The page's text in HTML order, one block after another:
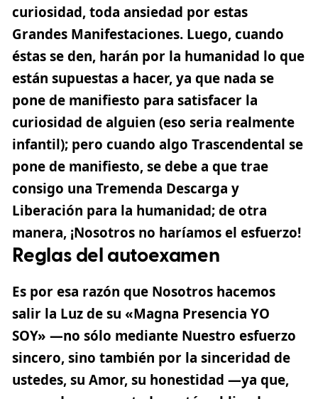
curiosidad, toda ansiedad por estas
Grandes Manifestaciones. Luego, cuando
éstas se den, harán por la humanidad lo que
están supuestas a hacer, ya que nada se
pone de manifiesto para satisfacer la
curiosidad de alguien (eso seria realmente
infantil); pero cuando algo Trascendental se
pone de manifiesto, se debe a que trae
consigo una Tremenda Descarga y
Liberación para la humanidad; de otra
manera, ¡Nosotros no haríamos el esfuerzo!
Reglas del autoexamen
Es por esa razón que Nosotros hacemos
salir la Luz de su «Magna Presencia YO
SOY» —no sólo mediante Nuestro esfuerzo
sincero, sino también por la sinceridad de
ustedes, su Amor, su honestidad —ya que,